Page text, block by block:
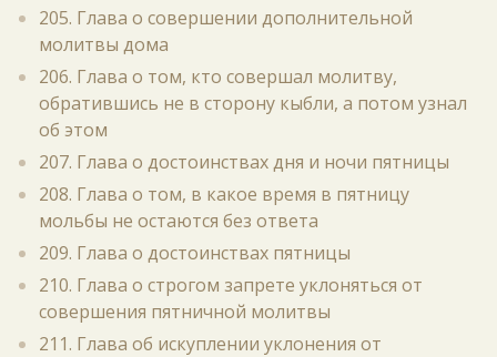
205. Глава о совершении дополнительной
молитвы дома
206. Глава о том, кто совершал молитву,
обратившись не в сторону кыбли, а потом узнал
об этом
207. Глава о достоинствах дня и ночи пятницы
208. Глава о том, в какое время в пятницу
мольбы не остаются без ответа
209. Глава о достоинствах пятницы
210. Глава о строгом запрете уклоняться от
совершения пятничной молитвы
211. Глава об искуплении уклонения от